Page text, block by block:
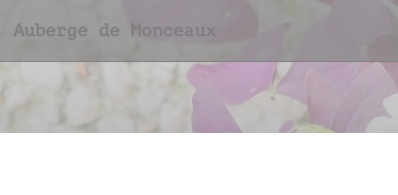
Auberge de Monceaux